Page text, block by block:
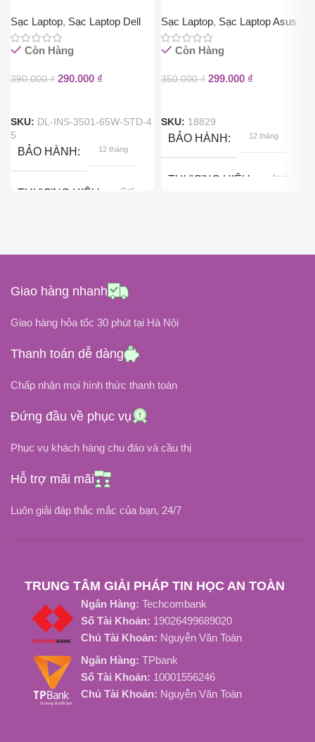
Sạc Laptop, Sạc Laptop Dell
Còn Hàng
390.000₫ 290.000 ₫
SKU: DL-INS-3501-65W-STD-4
5
BẢO HÀNH 12 tháng
THƯƠNG HIỆU Dell
ĐIỆN ÁP ĐẦU VÀO
100V ~ 240V
DÒNG ĐIỆN 3.34A
Sạc Laptop, Sạc Laptop Asus
Còn Hàng
350.000₫ 299.000 ₫
SKU: 18829
BẢO HÀNH 12 tháng
THƯƠNG HIỆU Asus
Chân Kim (4.5mm x 3.0mm)
Giao hàng nhanh
Giao hàng hỏa tốc 30 phút tại Hà Nội
Thanh toán dễ dàng
Chấp nhận mọi hình thức thanh toán
Đứng đầu về phục vụ
Phục vụ khách hàng chu đáo và cầu thị
Hỗ trợ mãi mãi
Luôn giải đáp thắc mắc của bạn, 24/7
TRUNG TÂM GIẢI PHÁP TIN HỌC AN TOÀN
Ngân Hàng: Techcombank
Số Tài Khoản: 19026499689020
Chủ Tài Khoản: Nguyễn Văn Toàn
Ngân Hàng: TPbank
Số Tài Khoản: 10001556246
Chủ Tài Khoản: Nguyễn Văn Toàn